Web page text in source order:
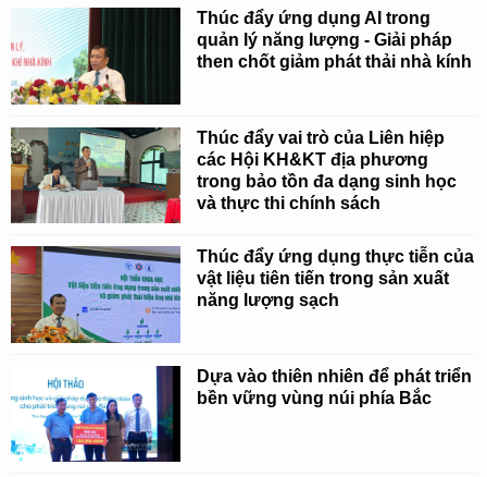
Thúc đẩy ứng dụng AI trong
quản lý năng lượng - Giải pháp
then chốt giảm phát thải nhà kính
Thúc đẩy vai trò của Liên hiệp
các Hội KH&KT địa phương
trong bảo tồn đa dạng sinh học
và thực thi chính sách
Thúc đẩy ứng dụng thực tiễn của
vật liệu tiên tiến trong sản xuất
năng lượng sạch
Dựa vào thiên nhiên để phát triển
bền vững vùng núi phía Bắc